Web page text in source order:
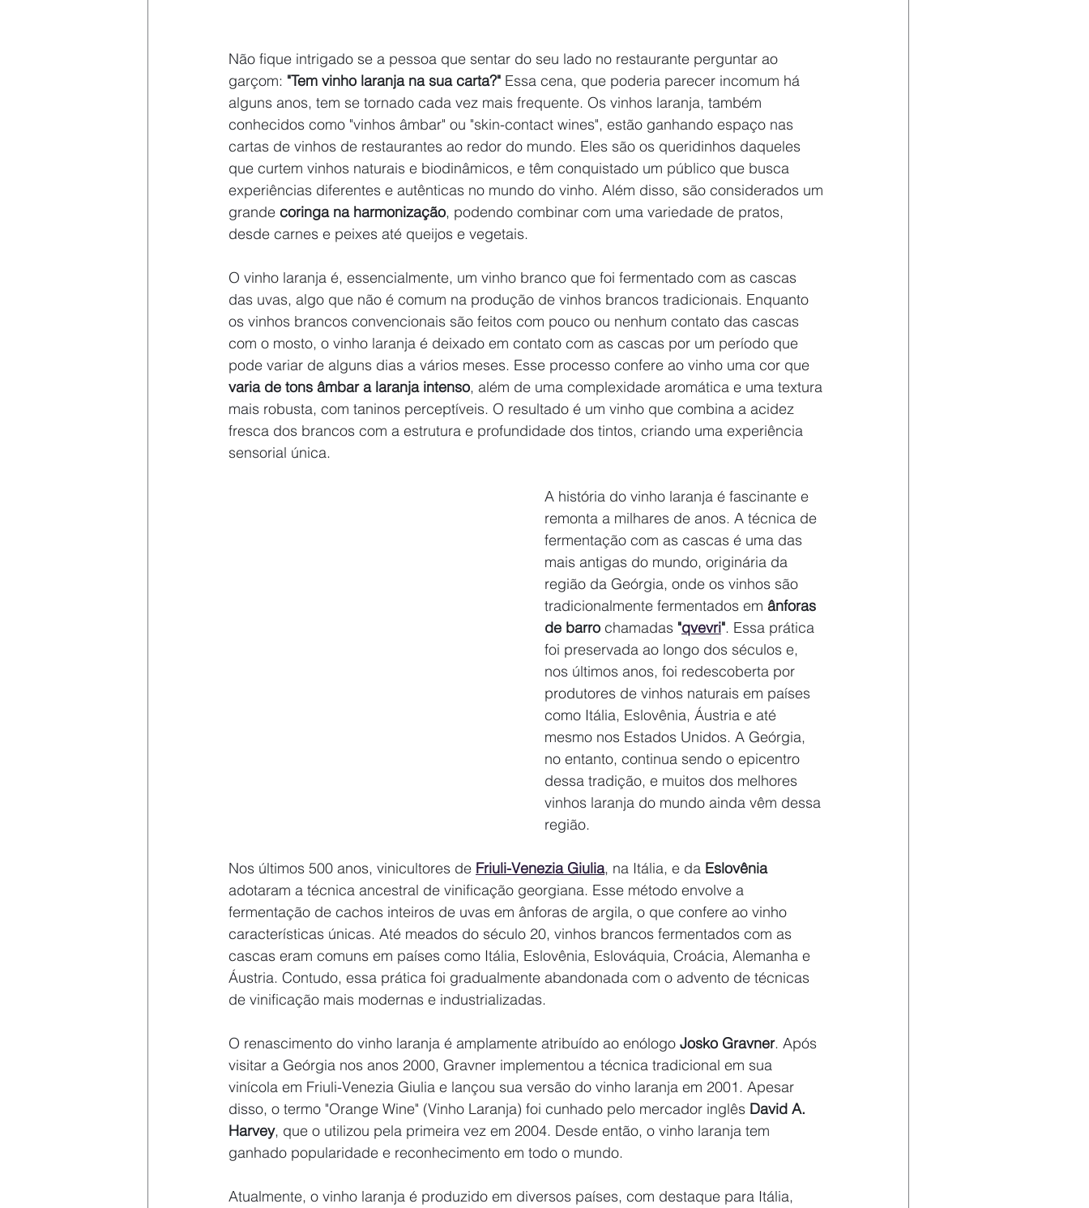
Não fique intrigado se a pessoa que sentar do seu lado no restaurante perguntar ao
garçom: "Tem vinho laranja na sua carta?" Essa cena, que poderia parecer incomum há
alguns anos, tem se tornado cada vez mais frequente. Os vinhos laranja, também
conhecidos como "vinhos âmbar" ou "skin-contact wines", estão ganhando espaço nas
cartas de vinhos de restaurantes ao redor do mundo. Eles são os queridinhos daqueles
que curtem vinhos naturais e biodinâmicos, e têm conquistado um público que busca
experiências diferentes e autênticas no mundo do vinho. Além disso, são considerados um
grande coringa na harmonização, podendo combinar com uma variedade de pratos,
desde carnes e peixes até queijos e vegetais.
O vinho laranja é, essencialmente, um vinho branco que foi fermentado com as cascas
das uvas, algo que não é comum na produção de vinhos brancos tradicionais. Enquanto
os vinhos brancos convencionais são feitos com pouco ou nenhum contato das cascas
com o mosto, o vinho laranja é deixado em contato com as cascas por um período que
pode variar de alguns dias a vários meses. Esse processo confere ao vinho uma cor que
varia de tons âmbar a laranja intenso, além de uma complexidade aromática e uma textura
mais robusta, com taninos perceptíveis. O resultado é um vinho que combina a acidez
fresca dos brancos com a estrutura e profundidade dos tintos, criando uma experiência
sensorial única.
A história do vinho laranja é fascinante e
remonta a milhares de anos. A técnica de
fermentação com as cascas é uma das
mais antigas do mundo, originária da
região da Geórgia, onde os vinhos são
tradicionalmente fermentados em ânforas
de barro chamadas "qvevri". Essa prática
foi preservada ao longo dos séculos e,
nos últimos anos, foi redescoberta por
produtores de vinhos naturais em países
como Itália, Eslovênia, Áustria e até
mesmo nos Estados Unidos. A Geórgia,
no entanto, continua sendo o epicentro
dessa tradição, e muitos dos melhores
vinhos laranja do mundo ainda vêm dessa
região.
Nos últimos 500 anos, vinicultores de Friuli-Venezia Giulia, na Itália, e da Eslovênia
adotaram a técnica ancestral de vinificação georgiana. Esse método envolve a
fermentação de cachos inteiros de uvas em ânforas de argila, o que confere ao vinho
características únicas. Até meados do século 20, vinhos brancos fermentados com as
cascas eram comuns em países como Itália, Eslovênia, Eslováquia, Croácia, Alemanha e
Áustria. Contudo, essa prática foi gradualmente abandonada com o advento de técnicas
de vinificação mais modernas e industrializadas.
O renascimento do vinho laranja é amplamente atribuído ao enólogo Josko Gravner. Após
visitar a Geórgia nos anos 2000, Gravner implementou a técnica tradicional em sua
vinícola em Friuli-Venezia Giulia e lançou sua versão do vinho laranja em 2001. Apesar
disso, o termo "Orange Wine" (Vinho Laranja) foi cunhado pelo mercador inglês David A.
Harvey, que o utilizou pela primeira vez em 2004. Desde então, o vinho laranja tem
ganhado popularidade e reconhecimento em todo o mundo.
Atualmente, o vinho laranja é produzido em diversos países, com destaque para Itália,